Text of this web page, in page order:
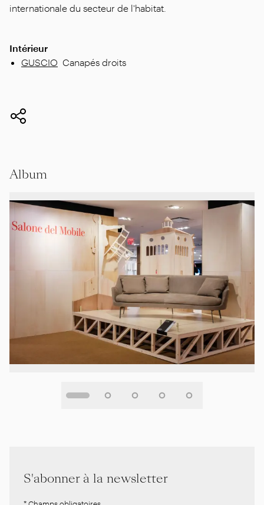
internationale du secteur de l'habitat.
Intérieur
GUSCIO Canapés droits
Album
S'abonner à la newsletter